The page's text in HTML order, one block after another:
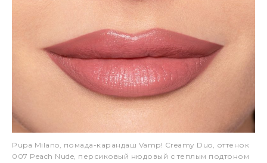
Pupa Milano, помада-карандаш Vamp! Creamy Duo, оттенок
007 Peach Nude, персиковый нюдовый с теплым подтоном